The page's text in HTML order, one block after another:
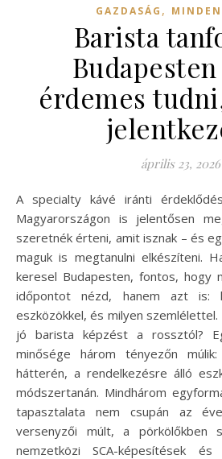
GAZDASÁG ,
Barista
érdemes
április 23, 2026
A specialty kávé iránti érdeklődés az elmúlt években
Magyarországon is jelentősen
szeretnék érteni, amit isznak – és
maguk is megtanulni elkészíteni.
keresel Budapesten, fontos, hogy
időpontot nézd, hanem azt is:
eszközökkel, és milyen
jó barista képzést a rossztól?
minősége három tényezőn
hátterén, a rendelkezésre álló
módszertanán. Mindhárom
tapasztalata nem csupán az
versenyzői múlt, a pörkölőkben
nemzetközi SCA-képesítések